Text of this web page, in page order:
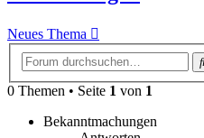
Neues Thema
0 Themen • Seite 1 von 1
Bekanntmachungen